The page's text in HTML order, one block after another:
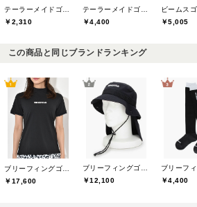
￥2,310
￥4,400
￥5,005
この商品と同じブランドランキング
￥17,600
ブリーフィングゴルフ(BRIEFING GOLF)
￥12,100
￥4,400